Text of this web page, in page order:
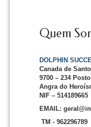
Quem
DOLPHIN
Canada de
9700 – 234
Angra do
NIF – 514189665
EMAIL:
TM - 962296789